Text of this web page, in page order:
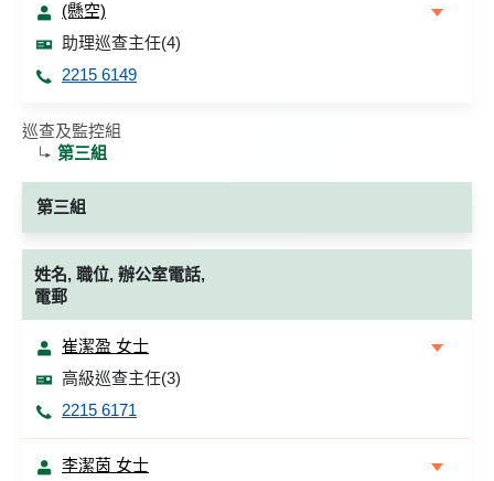
(懸空)
助理巡查主任(4)
2215 6149
巡查及監控組
第三組
第三組
姓名, 職位, 辦公室電話,
電郵
崔潔盈 女士
高級巡查主任(3)
2215 6171
李潔茵 女士